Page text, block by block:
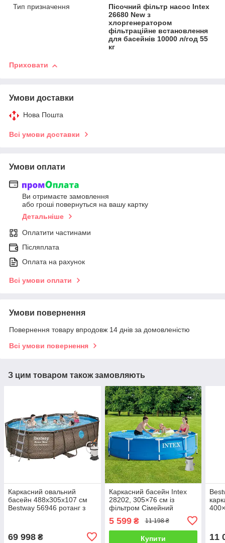
Тип призначення
Пісочний фільтр насос Intex
26680 New з
хлоргенератором
фільтраційне встановлення
для басейнів 10000 л/год 55
кг
Приховати
Умови доставки
Нова Пошта
Всі умови доставки
Умови оплати
Ви отримаєте замовлення
або гроші повернуться на вашу картку
Детальніше
Оплатити частинами
Післяплата
Оплата на рахунок
Всі умови оплати
Умови повернення
Повернення товару впродовж 14 днів за домовленістю
Всі умови повернення
З цим товаром також замовляють
Каркасний овальний
басейн 488х305х107 см
Bestway 56946 ротанг з
69 998 ₴
Каркасний басейн Intex
28202, 305×76 см із
фільтром Сімейний
для дітей і дорослих
5 599₴ 11 198 ₴
Купити 11